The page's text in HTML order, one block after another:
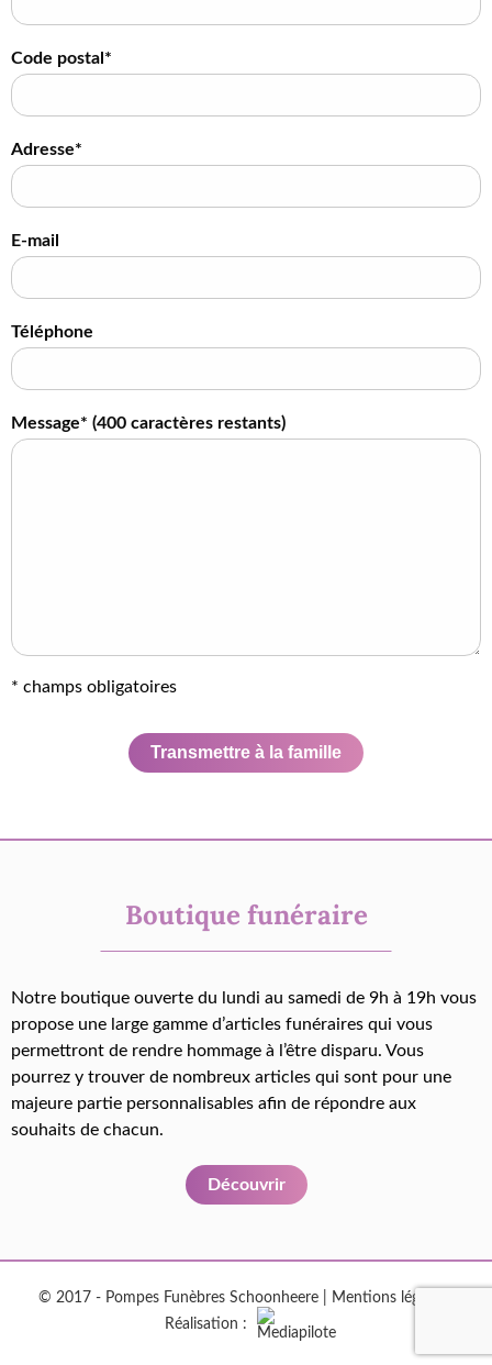
Code postal*
Adresse*
E-mail
Téléphone
Message* (400 caractères restants)
* champs obligatoires
Transmettre à la famille
Boutique funéraire
Notre boutique ouverte du lundi au samedi de 9h à 19h vous
propose une large gamme d’articles funéraires qui vous
permettront de rendre hommage à l’être disparu. Vous
pourrez y trouver de nombreux articles qui sont pour une
majeure partie personnalisables afin de répondre aux
souhaits de chacun.
Découvrir
© 2017 - Pompes Funèbres Schoonheere | Mentions légales
Réalisation :